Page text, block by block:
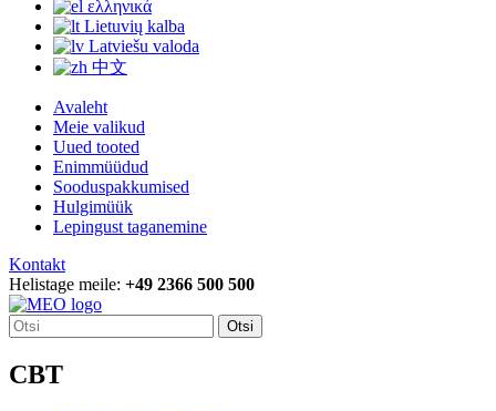
ελληνικά
Lietuvių kalba
Latviešu valoda
中文
Avaleht
Meie valikud
Uued tooted
Enimmüüdud
Sooduspakkumised
Hulgimüük
Lepingust taganemine
Kontakt
Helistage meile: +49 2366 500 500
Otsi
CBT